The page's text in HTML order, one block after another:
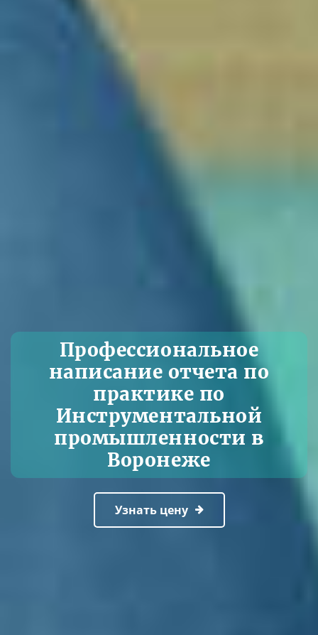
Профессиональное
написание отчета по
практике по
Инструментальной
промышленности в
Воронеже
Узнать цену